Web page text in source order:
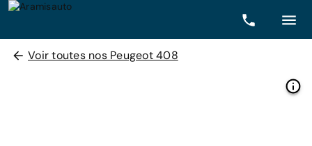
Voir toutes nos Peugeot 408